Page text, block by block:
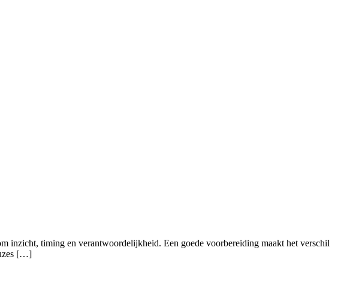
inzicht, timing en verantwoordelijkheid. Een goede voorbereiding maakt het verschil
[…]